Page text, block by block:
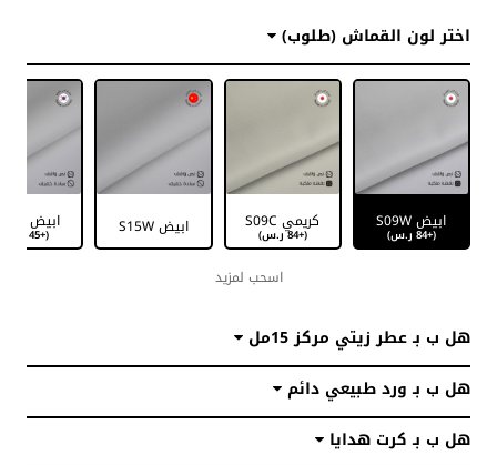
اختر لون القماش (طلوب)
ابيض S09W
(+84 ر.س)
كريمي S09C
(+84 ر.س) ابيض S15W ابيض S16W
(+45 ر.س)
اسحب لمزيد
هل ب بـ عطر زيتي مركز 15مل
هل ب بـ ورد طبيعي دائم
هل ب بـ كرت هدايا